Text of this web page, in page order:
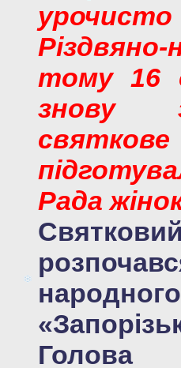
Різдвяно-
тому 16
знову
Рада